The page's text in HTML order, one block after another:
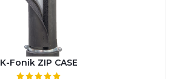
K-Fonik ZIP CASE